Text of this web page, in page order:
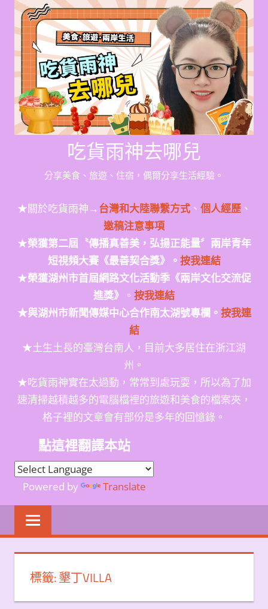
Skip
content
吃貨雨神去哪兒
分享美食、旅遊、住宿，偶爾分享生活經驗。
★關於吃貨雨神→台灣和大陸聯繫方式、 個人經歷、
邀稿注意事項
★榮獲第二屆〝傳播真善美，弘揚正能量〞兩岸青年
短視頻大賽《最善契合獎》。 按我連結
★榮獲湖州市首屆網路文化活動季《兩岸文化交流促
進獎》
。 按我連結
★與湖州市新聞傳媒中心合作南太湖號專欄。 按我連
結
★土生土長的臺灣台南人，目前大多居住在浙江湖
州。
★吃貨雨神實在太過動，常常到處玩耍，所以為了加
速清掃越積越多的電腦檔裡的旅遊和美食的檔案夾，
格子裡的文章會有部份是多年的回憶錄。
點這裡翻譯本站
Powered by Translate
標籤:墾丁VILLA